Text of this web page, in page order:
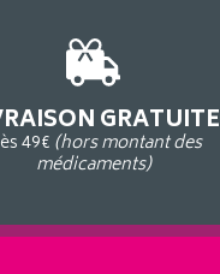
GRATUITE
49€ (hors montant des
médicaments)